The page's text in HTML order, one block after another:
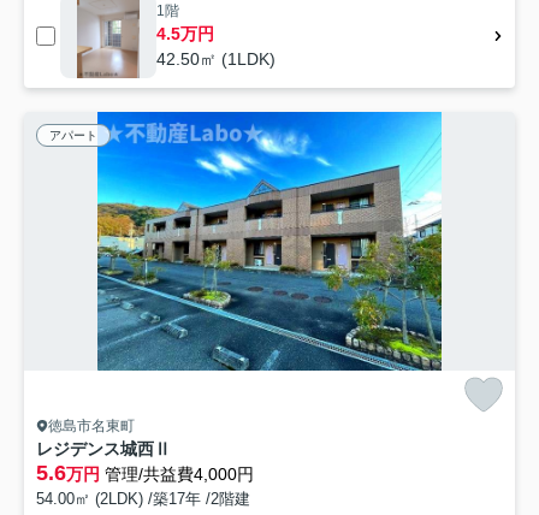
1階
4.5万円
42.50㎡ (1LDK)
アパート
徳島市名東町
レジデンス城西Ⅱ
5.6万円 管理/共益費4,000円
54.00㎡ (2LDK) /築17年 /2階建